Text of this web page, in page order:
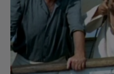
„Brazilia – întoarcerea
înţelepciunea veche, ...